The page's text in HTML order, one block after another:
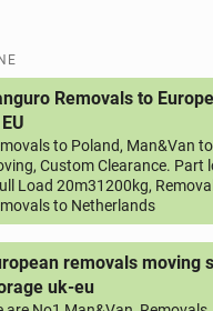
Removals to
to Poland, Man&Van
Custom Clearance. Part
Load 20m31200kg,
to Netherlands
removals moving
uk-eu